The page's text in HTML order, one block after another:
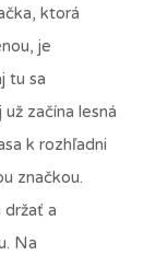
ktorá
je
tu sa
začína lesná
k rozhľadni
značkou.
držať a
Na